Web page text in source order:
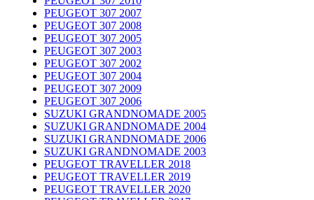
PEUGEOT 307 2007
PEUGEOT 307 2008
PEUGEOT 307 2005
PEUGEOT 307 2003
PEUGEOT 307 2002
PEUGEOT 307 2004
PEUGEOT 307 2009
PEUGEOT 307 2006
SUZUKI GRANDNOMADE 2005
SUZUKI GRANDNOMADE 2004
SUZUKI GRANDNOMADE 2006
SUZUKI GRANDNOMADE 2003
PEUGEOT TRAVELLER 2018
PEUGEOT TRAVELLER 2019
PEUGEOT TRAVELLER 2020